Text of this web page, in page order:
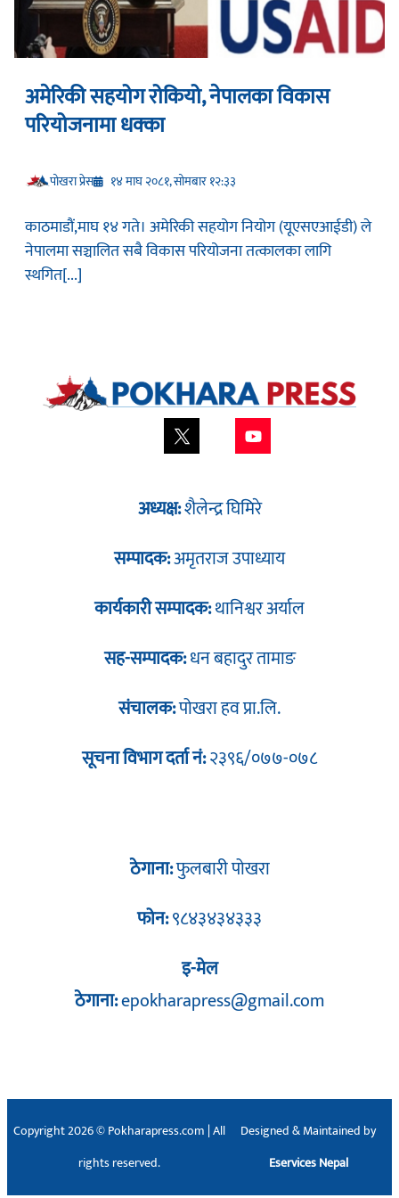
अमेरिकी सहयोग रोकियो, नेपालका विकास
परियोजनामा धक्का
प‍ोखरा प्रेस १४ माघ २०८१, सोमबार १२:३३
काठमाडौं,माघ १४ गते। अमेरिकी सहयोग नियोग (यूएसएआईडी) ले
नेपालमा सञ्चालित सबै विकास परियोजना तत्कालका लागि
स्थगित[...]
अध्यक्ष:शैलेन्द्र घिमिरे
सम्पादक:अमृतराज उपाध्याय
कार्यकारी सम्पादक:थानिश्वर अर्याल
सह-सम्पादक:धन बहादुर तामाङ
संचालक:पोखरा हव प्रा.लि.
सूचना विभाग दर्ता नं:२३९६/०७७-०७८
ठेगाना:फुलबारी पोखरा
फोन:९८४३४३४३३३
इ-मेल
ठेगाना:epokharapress@gmail.com
Copyright 2026 © Pokharapress.com | All
rights reserved.
Designed & Maintained by
Eservices Nepal